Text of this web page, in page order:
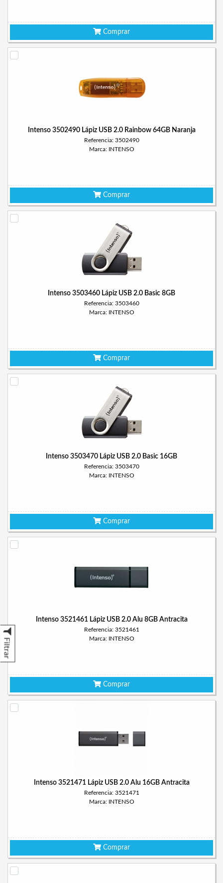
Filtrar
Comprar
Intenso 3502490 Lápiz USB 2.0 Rainbow 64GB Naranja
Referencia: 3502490
Marca: INTENSO
Comprar
Intenso 3503460 Lápiz USB 2.0 Basic 8GB
Referencia: 3503460
Marca: INTENSO
Comprar
Intenso 3503470 Lápiz USB 2.0 Basic 16GB
Referencia: 3503470
Marca: INTENSO
Comprar
Intenso 3521461 Lápiz USB 2.0 Alu 8GB Antracita
Referencia: 3521461
Marca: INTENSO
Comprar
Intenso 3521471 Lápiz USB 2.0 Alu 16GB Antracita
Referencia: 3521471
Marca: INTENSO
Comprar